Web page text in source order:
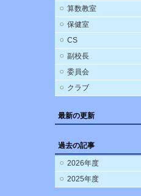
算数教室
保健室
CS
副校長
委員会
クラブ
最新の更新
過去の記事
2026年度
2025年度